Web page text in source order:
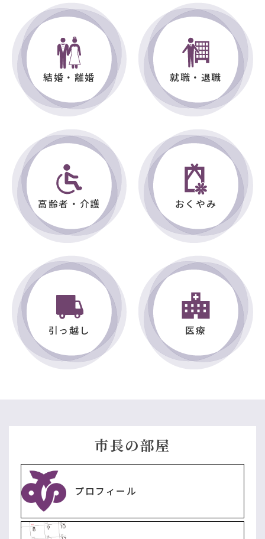
2026年08月05日 プレスリリース
こどもみらい部こども家庭課
【プレスリリース】放課後児童健全育成事業 ドローン教
室（ドローンプログラミング体験会）開催
2026年07月31日 プレスリリース
商工観光部観光・シティプロモーション課
【プレスリリース】台湾高雄市政府訪問団のむつ市役所
2026年07月30日 プレスリリース
商工観光部観光・シティプロモーション課
【プレスリリース】高雄市青年局によるむつ市役所表敬
訪問について
2026年07月29日 プレスリリース 総務部総務課
【プレスリリース】職員の懲戒処分等について
市民生活部市民スポーツ課
【プレスリリース】青森ワッツバスケットボール教室の
開催について
2026年07月24日 プレスリリース 政策推進部企画課
【プレスリリース】下北総合開発期成同盟会重点要望書
の提出に係る知事面会について
プレスリリース
商工観光部観光・シティプロモーション課
【プレスリリース】「むつ市観光地域づくり戦略 」ワー
キンググループの開始について
2026年07月21日
【プレスリリース】令和８年度第１回「下北圏域定住自
立圏共生ビジョン懇談会」の開催について
結婚・離婚 就職・退職
高齢者・介護 おくやみ
引っ越し 医療
市長の部屋
プロフィール